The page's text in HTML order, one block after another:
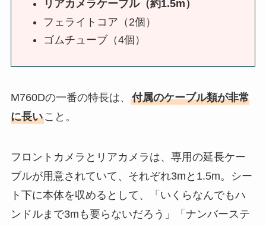
リアカメラケーブル（約1.5m）
フェライトコア（2個）
ゴムチューブ（4個）
M760Dの一番の特長は、 付属のケーブル類が非常
に長いこと。
フロントカメラとリアカメラは、専用の延長ケー
ブルが用意されていて、それぞれ3mと1.5m。シー
ト下に本体を収めるとして、「いくらなんでもハ
ンドルまで3mも要らないだろう」「ナンバーステ